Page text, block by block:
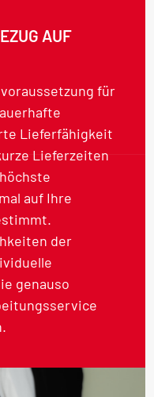
AUF
für
Lieferfähigkeit
Lieferzeiten
auf Ihre
der
genauso